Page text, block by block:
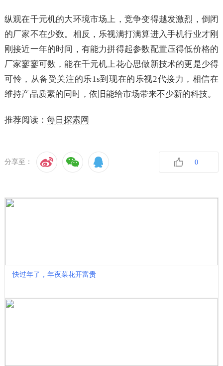
纵观在千元机的大环境市场上，竞争变得越发激烈，倒闭
的厂家不在少数。相反，乐视满打满算进入手机行业才刚
刚接近一年的时间，有能力拼得起参数配置压得低价格的
厂家寥寥可数，能在千元机上花心思做新技术的更是少得
可怜，从备受关注的乐1s到现在的乐视2代接力，相信在
维持产品质素的同时，依旧能给市场带来不少新的科技。
推荐阅读： 每日探索网
分享至： 0
快过年了，年夜菜花开富贵